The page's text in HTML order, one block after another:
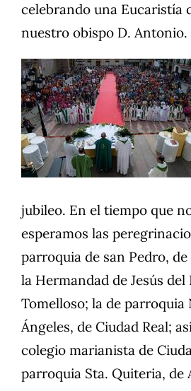
celebrando una Eucaristía
nuestro obispo D. Antonio.
jubileo. En el tiempo que
esperamos las
parroquia de san Pedro,
la Hermandad de Jesús del
Tomelloso; la de parroquia
Ángeles, de Ciudad Real;
colegio marianista de
parroquia Sta. Quiteria, de